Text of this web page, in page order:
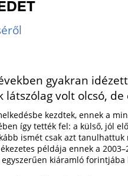
gyakran
látszólag volt olcsó,
kezdtek, ennek
így tették fel: a külső, jól
ismét csak azt
példája ennek a
kiáramló forintjába